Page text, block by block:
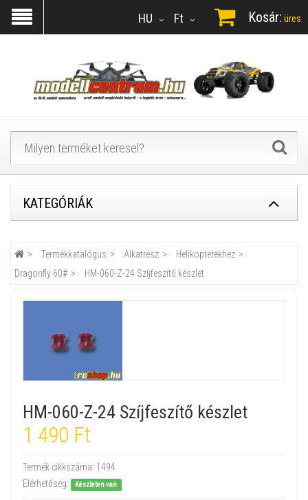
Ft
HU Kosár: üres
KATEGÓRIÁK
Termékkatalógus Alkatrész
Helikopterekhez
Dragonfly 60#
HM-060-Z-24 Szíjfeszítő készlet
HM-060-Z-24 Szíjfeszítő készlet
1 490 Ft
Termék cikkszáma: 1494
Elérhetőség:
Készleten van